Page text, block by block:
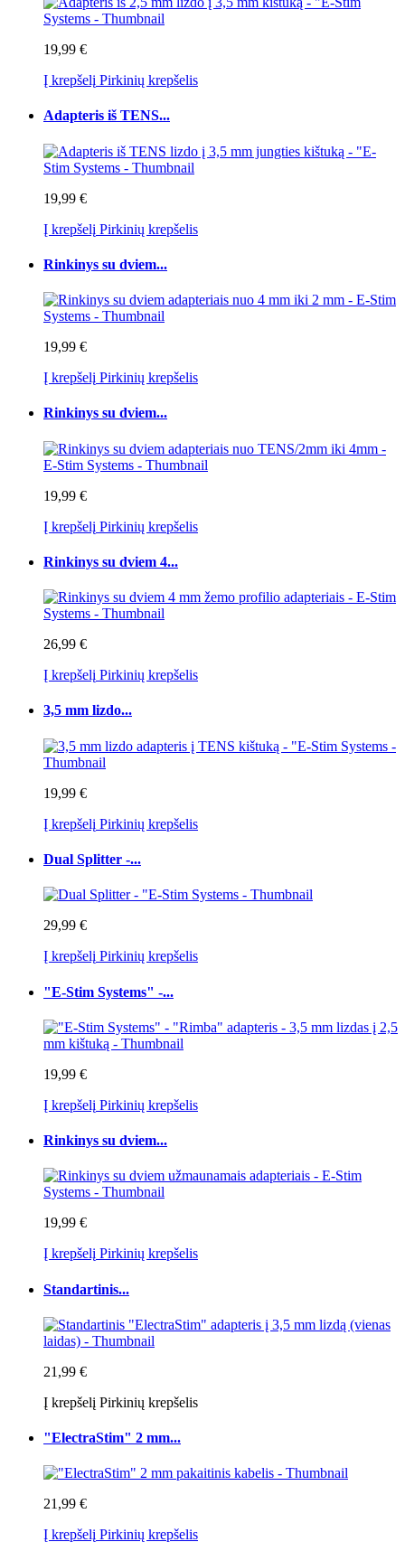
19,99 €
Į krepšelį Pirkinių krepšelis
Adapteris iš TENS...
19,99 €
Į krepšelį Pirkinių krepšelis
Rinkinys su dviem...
19,99 €
Į krepšelį Pirkinių krepšelis
Rinkinys su dviem...
19,99 €
Į krepšelį Pirkinių krepšelis
Rinkinys su dviem 4...
26,99 €
Į krepšelį Pirkinių krepšelis
3,5 mm lizdo...
19,99 €
Į krepšelį Pirkinių krepšelis
Dual Splitter -...
29,99 €
Į krepšelį Pirkinių krepšelis
"E-Stim Systems" -...
19,99 €
Į krepšelį Pirkinių krepšelis
Rinkinys su dviem...
19,99 €
Į krepšelį Pirkinių krepšelis
Standartinis...
21,99 €
Į krepšelį Pirkinių krepšelis
"ElectraStim" 2 mm...
21,99 €
Į krepšelį Pirkinių krepšelis